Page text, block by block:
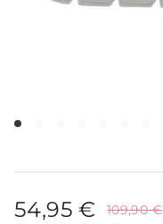
54,95 € 109,90 €